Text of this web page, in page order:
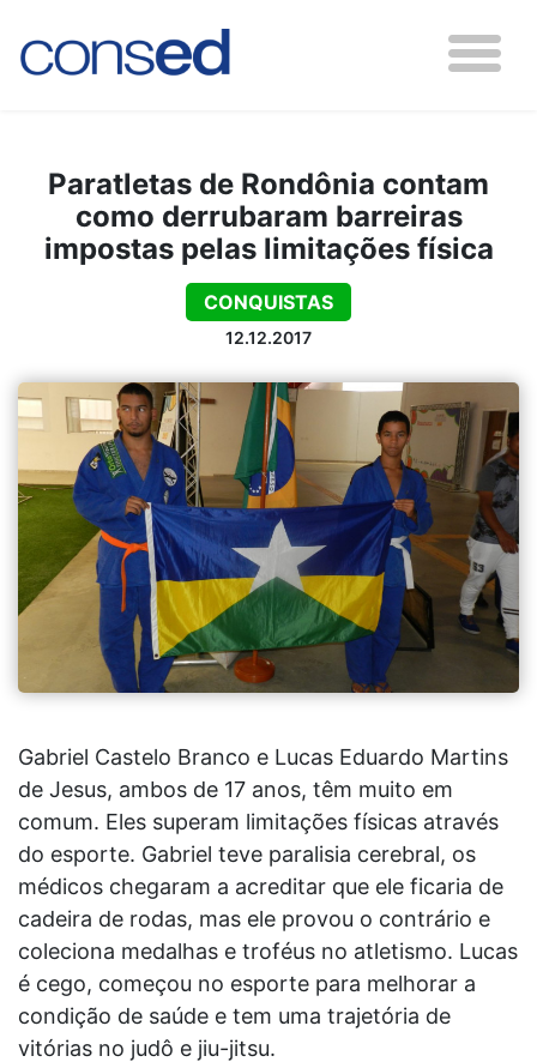
Paratletas de Rondônia contam
como derrubaram barreiras
impostas pelas limitações física
CONQUISTAS
12.12.2017
Gabriel Castelo Branco e Lucas Eduardo Martins
de Jesus, ambos de 17 anos, têm muito em
comum. Eles superam limitações físicas através
do esporte. Gabriel teve paralisia cerebral, os
médicos chegaram a acreditar que ele ficaria de
cadeira de rodas, mas ele provou o contrário e
coleciona medalhas e troféus no atletismo. Lucas
é cego, começou no esporte para melhorar a
condição de saúde e tem uma trajetória de
vitórias no judô e jiu-jitsu.